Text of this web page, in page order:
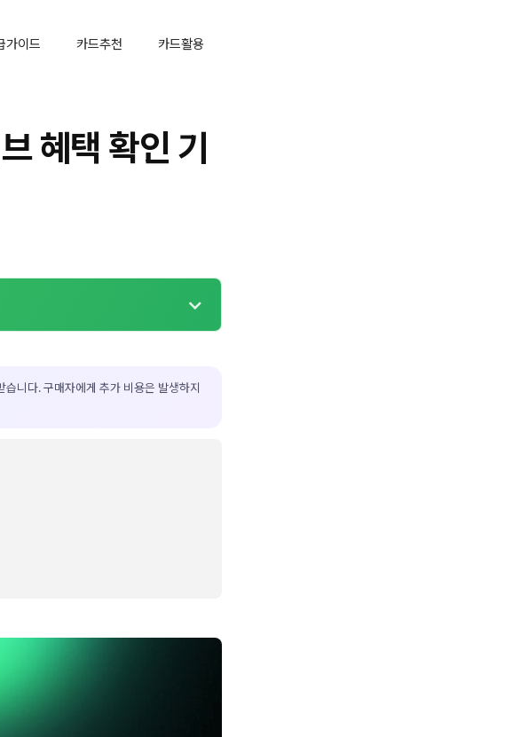
가이드 카드추천 카드활용
혜택 확인 기
니다. 구매자에게 추가 비용은 발생하지